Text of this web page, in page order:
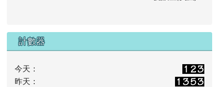
計數器
今天：
昨天：